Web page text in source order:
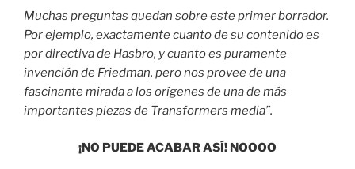
Muchas preguntas quedan sobre este primer borrador.
Por ejemplo, exactamente cuanto de su contenido es
por directiva de Hasbro, y cuanto es puramente
invención de Friedman, pero nos provee de una
fascinante mirada a los orígenes de una de más
importantes piezas de Transformers media”.
¡NO PUEDE ACABAR ASÍ! NOOOO